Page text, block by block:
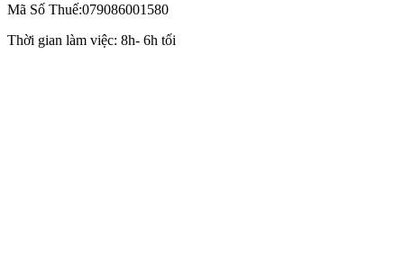
Mã Số Thuế:079086001580
Thời gian làm việc: 8h- 6h tối